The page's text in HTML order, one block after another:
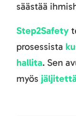
säästää
Step2Safety
prosessista
hallita. Sen
myös